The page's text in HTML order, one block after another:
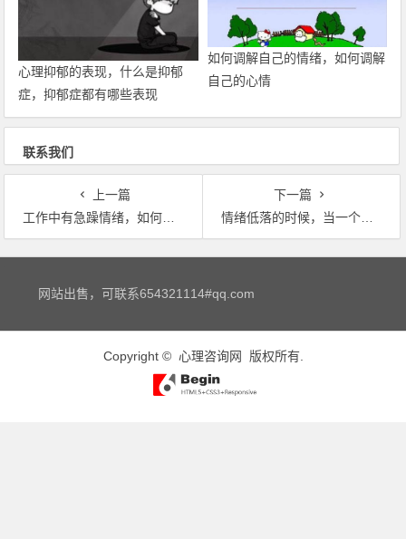
心理抑郁的表现，什么是抑郁
症，抑郁症都有哪些表现
如何调解自己的情绪，如何调解
自己的心情
联系我们
上一篇
工作中有急躁情绪，如何应对工作中的急躁情绪？
下一篇
情绪低落的时候，当一个人情绪低落的时候，该怎样调节
文章导航
网站出售，可联系654321114#qq.com
Copyright © 心理咨询网 版权所有.